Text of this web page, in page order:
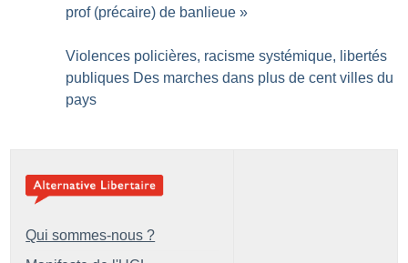
prof (précaire) de banlieue »
Violences policières, racisme systémique, libertés
publiques Des marches dans plus de cent villes du
pays
Qui sommes-nous ?